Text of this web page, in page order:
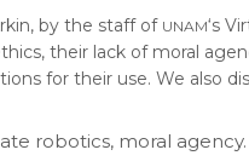
by the staff of unam‘s
their lack of moral
for their use. We also
robotics, moral agency.